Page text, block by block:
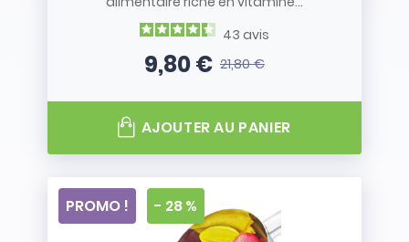
43 avis
Prix
9,80 €Prix de base
21,80 €
AJOUTER AU PANIER
PROMO ! - 28 %